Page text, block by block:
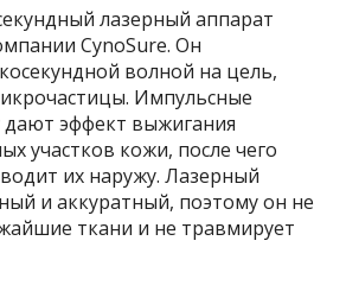
лазерный аппарат
CynoSure. Он
волной на цель,
Импульсные
эффект выжигания
участков кожи, после чего
их наружу. Лазерный
и аккуратный, поэтому он не
ткани и не травмирует